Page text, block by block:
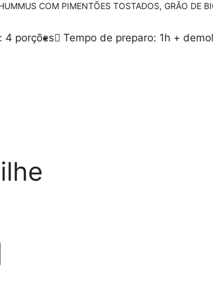
COM PIMENTÕES TOSTADOS, GRÃO DE
4 porções Tempo de preparo: 1h +